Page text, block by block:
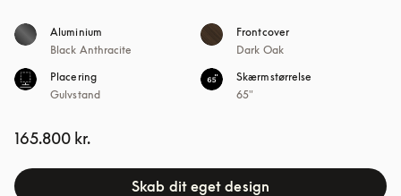
Aluminium
Black Anthracite
Frontcover
Dark Oak
Placering
Gulvstand
Skærmstørrelse
65"
165.800 kr.
Skab dit eget design